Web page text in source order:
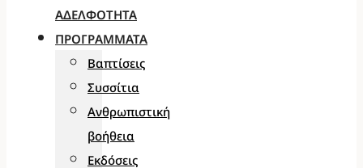
ΑΔΕΛΦΌΤΗΤΑ
ΠΡΟΓΡΆΜΜΑΤΑ
Βαπτίσεις
Συσσίτια
Ανθρωπιστική
βοήθεια
Εκδόσεις